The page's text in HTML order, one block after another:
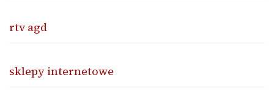
rtv agd
sklepy internetowe